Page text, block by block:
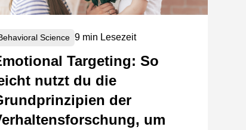
Science 9 min Lesezeit
Targeting: So
nutzt du die
der
um